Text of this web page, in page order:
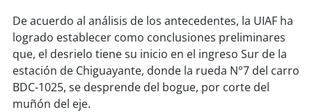
soycoronel
soyarauco
soytemuco
De acuerdo al análisis de los antecedentes, la UIAF ha
logrado establecer como conclusiones preliminares
que, el desrielo tiene su inicio en el ingreso Sur de la
estación de Chiguayante, donde la rueda N°7 del carro
BDC-1025, se desprende del bogue, por corte del
muñón del eje.